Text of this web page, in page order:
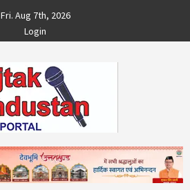
Fri. Aug 7th, 2026
Login